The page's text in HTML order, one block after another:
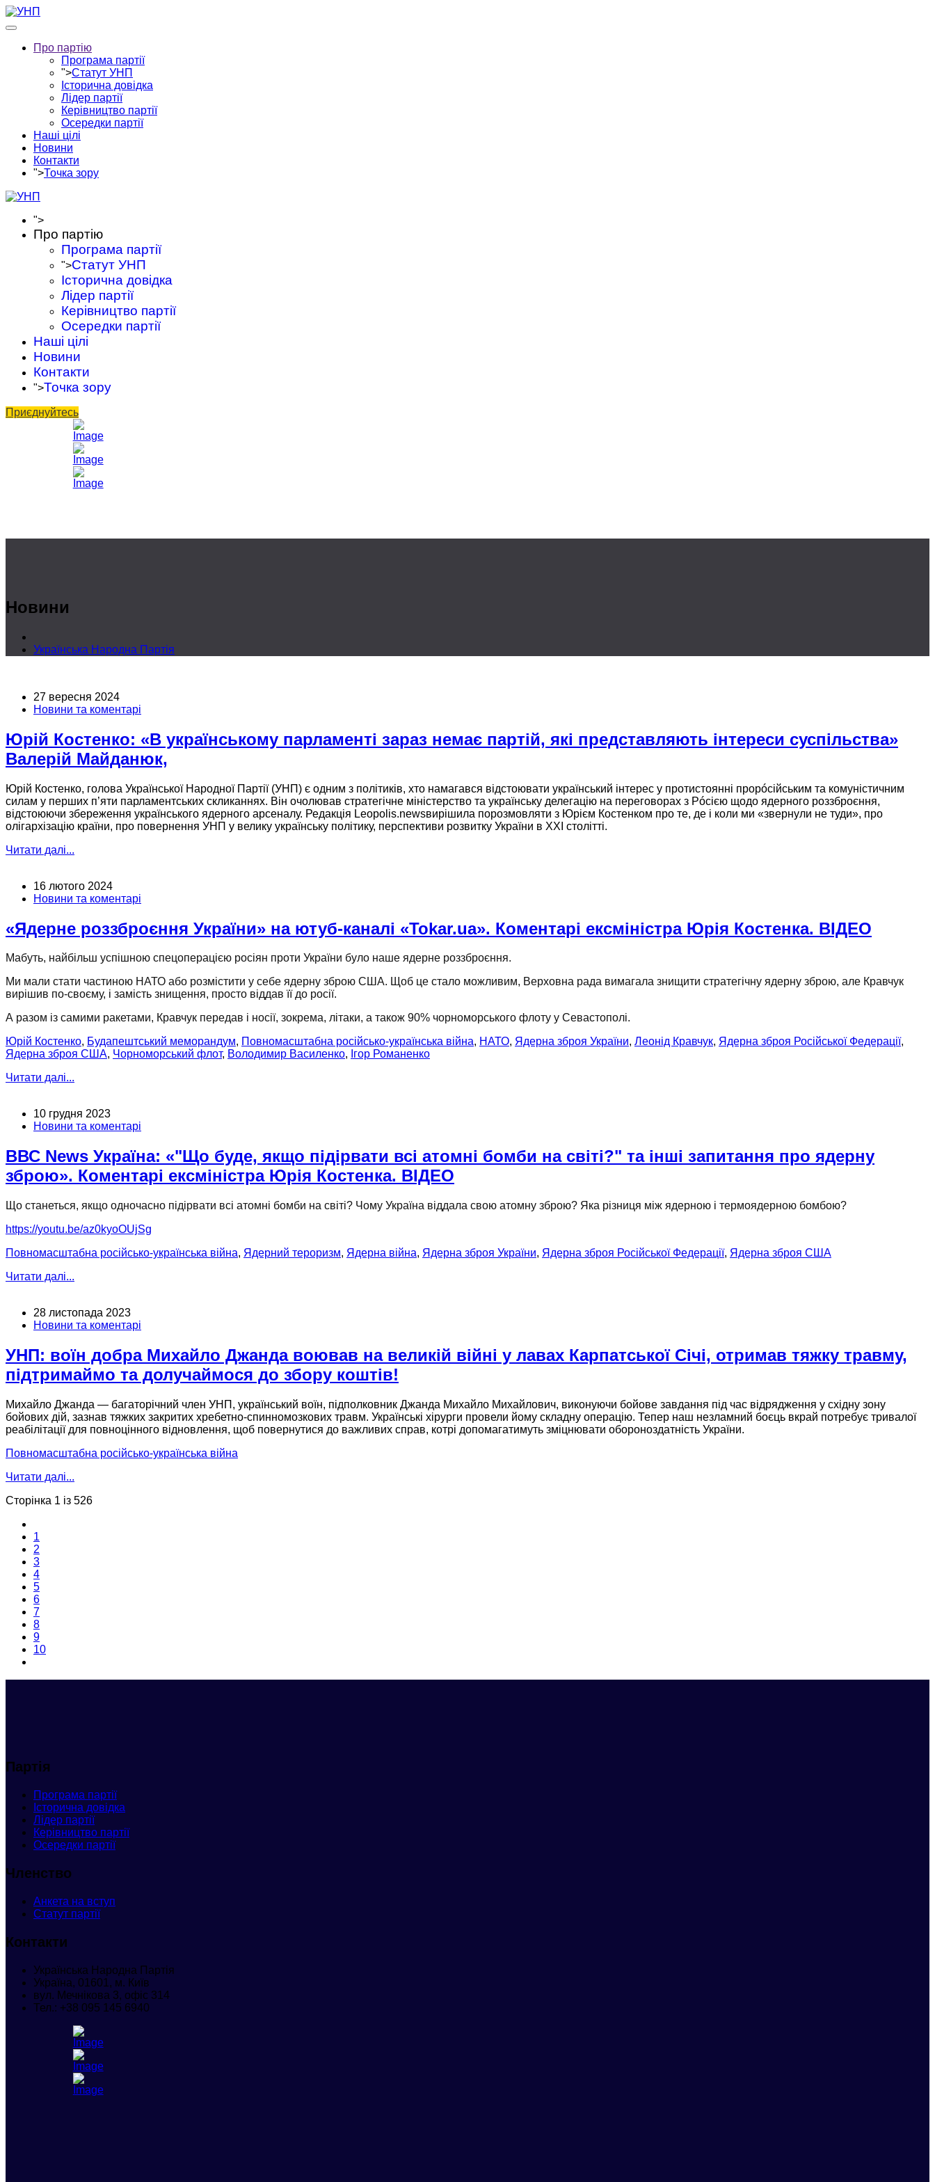
Про партію
Програма партії
">Статут УНП
Історична довідка
Лідер партії
Керівництво партії
Осередки партії
Наші цілі
Новини
Контакти
">Точка зору
">
Про партію
Програма партії
">Статут УНП
Історична довідка
Лідер партії
Керівництво партії
Осередки партії
Наші цілі
Новини
Контакти
">Точка зору
Приєднуйтесь
Новини
Українська Народна Партія
27 вересня 2024
Новини та коментарі
Юрій Костенко: «В українському парламенті зараз немає партій, які представляють інтереси суспільства»
Валерій Майданюк,
Юрій Костенко, голова Української Народної Партії (УНП) є одним з політиків, хто намагався відстоювати український інтерес у протистоянні прорóсійським та комуністичним
силам у перших п’яти парламентських скликаннях. Він очолював стратегічне міністерство та українську делегацію на переговорах з Рóсією щодо ядерного роззброєння,
відстоюючи збереження українського ядерного арсеналу. Редакція Leopolis.newsвирішила порозмовляти з Юрієм Костенком про те, де і коли ми «звернули не туди», про
олігархізацію країни, про повернення УНП у велику українську політику, перспективи розвитку України в ХХІ столітті.
Читати далі...
16 лютого 2024
Новини та коментарі
«Ядерне роззброєння України» на ютуб-каналі «Tokar.ua». Коментарі ексміністра Юрія Костенка. ВІДЕО
Мабуть, найбільш успішною спецоперацією росіян проти України було наше ядерне роззброєння.
Ми мали стати частиною НАТО або розмістити у себе ядерну зброю США. Щоб це стало можливим, Верховна рада вимагала знищити стратегічну ядерну зброю, але Кравчук
вирішив по-своєму, і замість знищення, просто віддав їїдо росії.
А разом із самими ракетами, Кравчук передав і носії, зокрема, літаки, а також 90% чорноморського флоту у Севастополі.
Юрій Костенко, Будапештський меморандум, Повномасштабна російсько-українська війна, НАТО, Ядерна зброя України, Леонід Кравчук, Ядерна зброя Російської Федерації,
Ядерна зброя США, Чорноморський флот, Володимир Василенко, Ігор Романенко
Читати далі...
10 грудня 2023
Новини та коментарі
ВВС News Україна: «"Що буде, якщо підірвати всі атомні бомби на світі?" та інші запитання про ядерну
зброю». Коментарі ексміністра Юрія Костенка. ВІДЕО
Що станеться, якщо одночасно підірвати всі атомні бомби на світі? Чому Україна віддала свою атомну зброю? Яка різниця між ядерною і термоядерною бомбою?
https://youtu.be/az0kyoOUjSg
Повномасштабна російсько-українська війна, Ядерний тероризм, Ядерна війна, Ядерна зброя України, Ядерна зброя Російської Федерації, Ядерна зброя США
Читати далі...
28 листопада 2023
Новини та коментарі
УНП: воїн добра Михайло Джанда воював на великій війні у лавах Карпатської Січі, отримав тяжку травму,
підтримаймо та долучаймося до збору коштів!
Михайло Джанда — багаторічний член УНП, український воїн, підполковник Джанда Михайло Михайлович, виконуючи бойове завдання під час відрядження у східну зону
бойових дій, зазнав тяжких закритих хребетно-спинномозкових травм. Українські хірурги провели йому складну операцію. Тепер наш незламний боєць вкрай потребує тривалої
реабілітації для повноцінного відновлення, щоб повернутися до важливих справ, котрі допомагатимуть зміцнювати обороноздатність України.
Повномасштабна російсько-українська війна
Читати далі...
Сторінка 1 із 526
1
2
3
4
5
6
7
8
9
10
Партія
Програма партії
Історична довідка
Лідер партії
Керівництво партії
Осередки партії
Членство
Анкета на вступ
Статут партії
Контакти
Українська Народна Партія
Україна, 01601, м. Київ
вул. Мечнікова 3, офіс 314
Тел.: +38 095 145 6940